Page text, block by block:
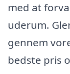
med at
uderum.
gennem
bedste pris